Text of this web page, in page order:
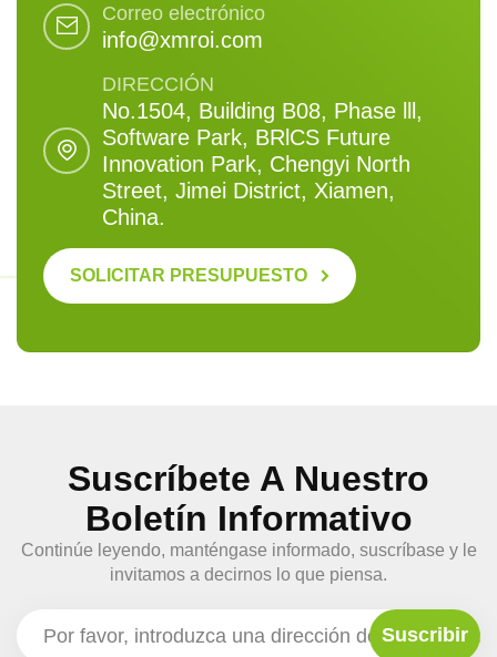
Correo electrónico
info@xmroi.com
DIRECCIÓN
No.1504, Building B08, Phase lll,
Software Park, BRlCS Future
Innovation Park, Chengyi North
Street, Jimei District, Xiamen,
China.
SOLICITAR PRESUPUESTO
Suscríbete A Nuestro
Boletín Informativo
Continúe leyendo, manténgase informado, suscríbase y le
invitamos a decirnos lo que piensa.